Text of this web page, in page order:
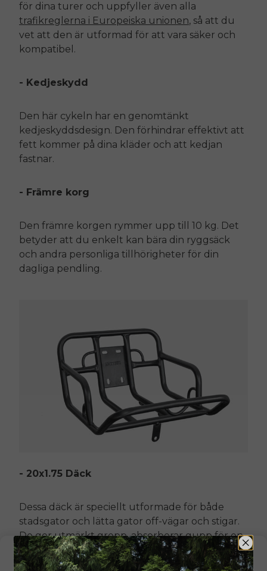
för dina turer och uppfyller även alla
trafikreglerna i Europeiska unionen, så att du
vet att den är utformad för att vara säker och
kompatibel.
- Kedjeskydd
Den här cykeln har en genomtänkt
kedjeskyddsdesign. Den förhindrar effektivt att
fett kommer på dina kläder och att kedjan
fastnar.
- Främre korg
Den främre korgen rymmer upp till 10 kg. Det
betyder att du enkelt kan bära din ryggsäck
och andra personliga tillhörigheter för din
dagliga pendling.
- 20x1.75 Däck
Dessa däck är speciellt utformade för både
stadsgator och lätta gator off-vägar och stigar.
De ger utmärkt grepp, absorberar gupp för en
jämnare körning och ger dig en stabil och
bekväm känsla.